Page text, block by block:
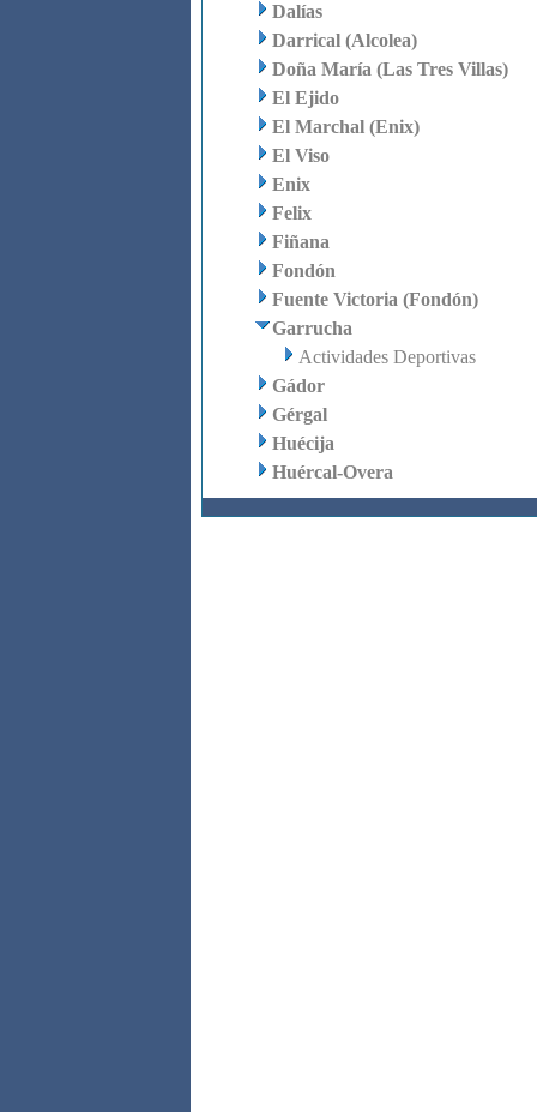
Dalías
Darrical (Alcolea)
Doña María (Las Tres Villas)
El Ejido
El Marchal (Enix)
El Viso
Enix
Felix
Fiñana
Fondón
Fuente Victoria (Fondón)
Garrucha
Actividades Deportivas
Gádor
Gérgal
Huécija
Huércal-Overa